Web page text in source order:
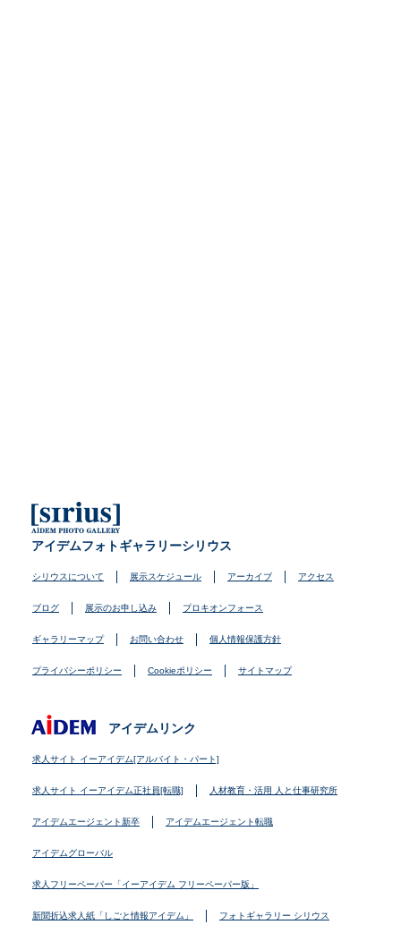
アイデムフォトギャラリーシリウス
シリウスについて 展示スケジュール アーカイブ アクセス
ブログ 展示のお申し込み プロキオンフォース
ギャラリーマップ お問い合わせ 個人情報保護方針
プライバシーポリシー Cookieポリシー サイトマップ
アイデムリンク
求人サイト イーアイデム[アルバイト・パート]
求人サイト イーアイデム正社員[転職] 人材教育・活用 人と仕事研究所
アイデムエージェント新卒 アイデムエージェント転職
アイデムグローバル
求人フリーペーパー「イーアイデム フリーペーパー版」
新聞折込求人紙「しごと情報アイデム」 フォトギャラリー シリウス